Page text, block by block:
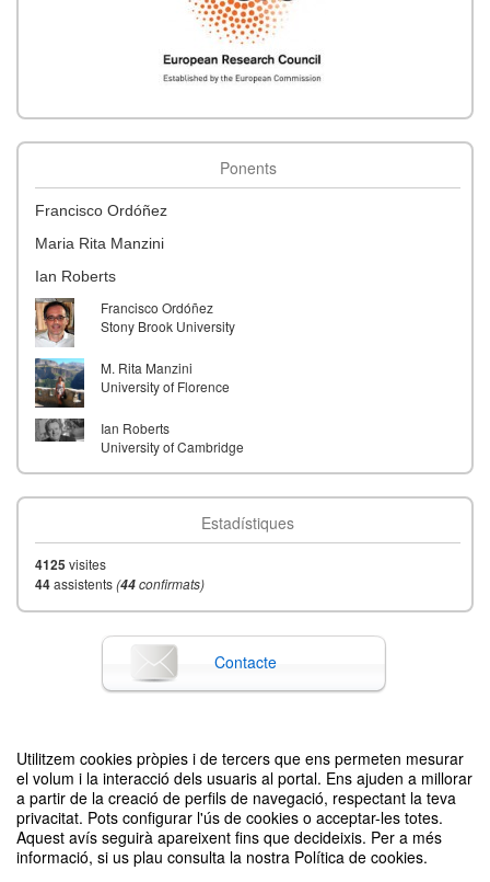
Utilitzem cookies pròpies i de tercers que ens permeten mesurar
el volum i la interacció dels usuaris al portal. Ens ajuden a millorar
a partir de la creació de perfils de navegació, respectant la teva
privacitat. Pots configurar l'ús de cookies o acceptar-les totes.
Aquest avís seguirà apareixent fins que decideixis. Per a més
informació, si us plau consulta la nostra Política de cookies.
Ponents
Francisco Ordóñez
Maria Rita Manzini
Ian Roberts
Francisco Ordóñez
Stony Brook University
M. Rita Manzini
University of Florence
Ian Roberts
University of Cambridge
Estadístiques
4125visites
44assistents(44confirmats)
Contacte
Difon el teu esdeveniment posant el codi següent en el teu lloc